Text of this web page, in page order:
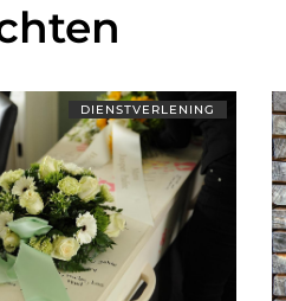
DIENSTVERLENING